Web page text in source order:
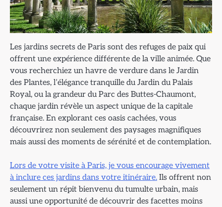
Les jardins secrets de Paris sont des refuges de paix qui
offrent une expérience différente de la ville animée. Que
vous recherchiez un havre de verdure dans le Jardin
des Plantes, l’élégance tranquille du Jardin du Palais
Royal, ou la grandeur du Parc des Buttes-Chaumont,
chaque jardin révèle un aspect unique de la capitale
française. En explorant ces oasis cachées, vous
découvrirez non seulement des paysages magnifiques
mais aussi des moments de sérénité et de contemplation.
Lors de votre visite à Paris, je vous encourage vivement
à inclure ces jardins dans votre itinéraire. Ils offrent non
seulement un répit bienvenu du tumulte urbain, mais
aussi une opportunité de découvrir des facettes moins